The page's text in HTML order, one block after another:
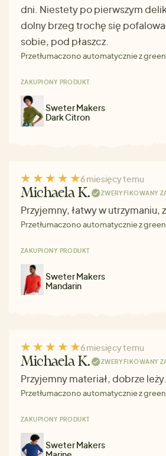
dni. Niestety po pierwszym
dolny brzeg trochę się
sobie, pod płaszcz.
Przetłumaczono automatycznie z
ZAKUPIONY PRODUKT
Sweter Makers
Dark Citron
6 miesięcy temu
Michaela K. ZWERYFIKOWANY
Przyjemny, łatwy w utrzymaniu,
Przetłumaczono automatycznie z
ZAKUPIONY PRODUKT
Sweter Makers
Mandarin
6 miesięcy temu
Michaela K. ZWERYFIKOWANY
Przyjemny materiał, dobrze leży.
Przetłumaczono automatycznie z
ZAKUPIONY PRODUKT
Sweter Makers